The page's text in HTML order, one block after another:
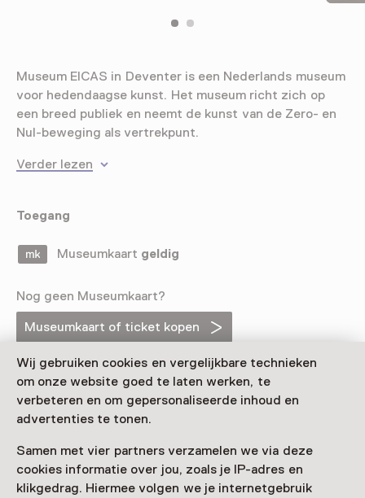
Wij gebruiken cookies en vergelijkbare technieken
om onze website goed te laten werken, te
verbeteren en om gepersonaliseerde inhoud en
advertenties te tonen.
Samen met vier partners verzamelen we via deze
cookies informatie over jou, zoals je IP-adres en
klikgedrag. Hiermee volgen we je internetgebruik
Museum EICAS in Deventer is een Nederlands museum
voor hedendaagse kunst. Het museum richt zich op
een breed publiek en neemt de kunst van de Zero- en
Nul-beweging als vertrekpunt.
Verder lezen
Toegang
Museumkaart geldig
Nog geen Museumkaart?
Museumkaart of ticket kopen
Faciliteiten
Meer informatie op de museumsite